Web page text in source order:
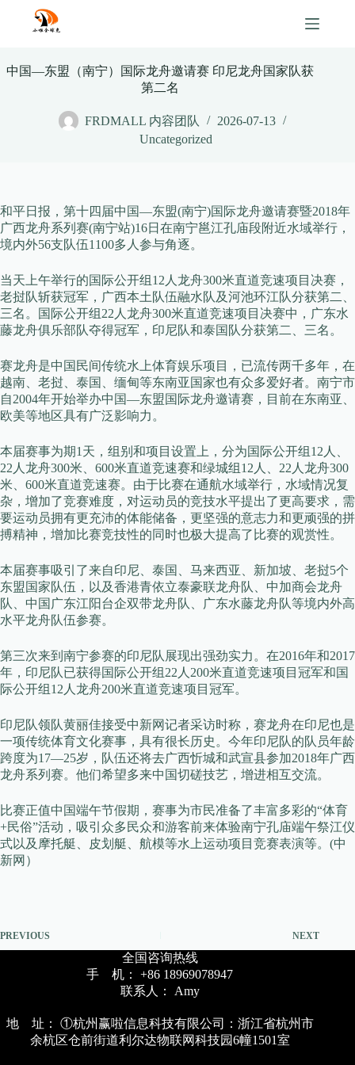
content
中国—东盟（南宁）国际龙舟邀请赛 印尼龙舟国家队获
第二名
FRDMALL 内容团队
2026-07-13
Uncategorized
和平日报，第十四届中国—东盟(南宁)国际龙舟邀请赛暨2018年
广西龙舟系列赛(南宁站)16日在南宁邕江孔庙段附近水域举行，
境内外56支队伍1100多人参与角逐。
当天上午举行的国际公开组12人龙舟300米直道竞速项目决赛，
老挝队斩获冠军，广西本土队伍融水队及河池环江队分获第二、
三名。国际公开组22人龙舟300米直道竞速项目决赛中，广东水
藤龙舟俱乐部队夺得冠军，印尼队和泰国队分获第二、三名。
赛龙舟是中国民间传统水上体育娱乐项目，已流传两千多年，在
越南、老挝、泰国、缅甸等东南亚国家也有众多爱好者。南宁市
自2004年开始举办中国—东盟国际龙舟邀请赛，目前在东南亚、
欧美等地区具有广泛影响力。
本届赛事为期1天，组别和项目设置上，分为国际公开组12人、
22人龙舟300米、600米直道竞速赛和绿城组12人、22人龙舟300
米、600米直道竞速赛。由于比赛在通航水域举行，水域情况复
杂，增加了竞赛难度，对运动员的竞技水平提出了更高要求，需
要运动员拥有更充沛的体能储备，更坚强的意志力和更顽强的拼
搏精神，增加比赛竞技性的同时也极大提高了比赛的观赏性。
本届赛事吸引了来自印尼、泰国、马来西亚、新加坡、老挝5个
东盟国家队伍，以及香港青依立泰豪联龙舟队、中加商会龙舟
队、中国广东江阳台企双带龙舟队、广东水藤龙舟队等境内外高
水平龙舟队伍参赛。
第三次来到南宁参赛的印尼队展现出强劲实力。在2016年和2017
年，印尼队已获得国际公开组22人200米直道竞速项目冠军和国
际公开组12人龙舟200米直道竞速项目冠军。
印尼队领队黄丽佳接受中新网记者采访时称，赛龙舟在印尼也是
一项传统体育文化赛事，具有很长历史。今年印尼队的队员年龄
跨度为17—25岁，队伍还将去广西忻城和武宣县参加2018年广西
龙舟系列赛。他们希望多来中国切磋技艺，增进相互交流。
比赛正值中国端午节假期，赛事为市民准备了丰富多彩的“体育
+民俗”活动，吸引众多民众和游客前来体验南宁孔庙端午祭江仪
式以及摩托艇、皮划艇、航模等水上运动项目竞赛表演等。(中
新网）
PREVIOUS NEXT
全国咨询热线
手 机： +86 18969078947
联系人： Amy
地 址： ①杭州赢啦信息科技有限公司：浙江省杭州市
余杭区仓前街道利尔达物联网科技园6幢1501室